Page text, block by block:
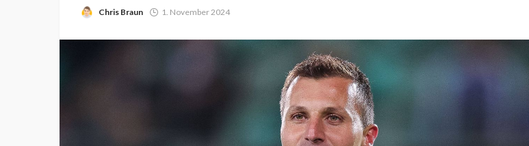
Chris Braun 1. November 2024